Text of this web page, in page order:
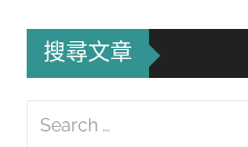
搜尋文章
Search